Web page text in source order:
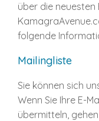
über die
folgende
Mailingliste
Sie können sich
Wenn Sie Ihre E-
übermitteln,